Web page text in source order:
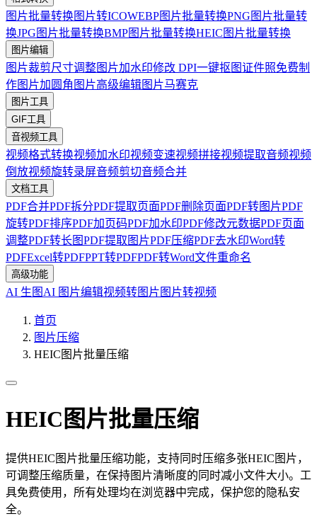
图片批量转换图片转ICOWEBP图片批量转换PNG图片批量转
换JPG图片批量转换BMP图片批量转换HEIC图片批量转换
图片编辑
图片裁剪尺寸调整图片加水印修改 DPI一键抠图证件照免费制
作图片加圆角 图片高级编辑图片马赛克
图片工具
GIF工具
音视频工具
视频格式转换视频加水印视频变速视频拼接视频提取音频视频
倒放视频旋转录屏音频剪切音频合并
文档工具
PDF合并PDF拆分PDF提取页面PDF删除页面PDF转图片PDF
旋转PDF排序PDF加页码PDF加水印PDF修改元数据PDF页面
调整PDF转长图PDF提取图片PDF压缩PDF去水印Word转
PDFExcel转PDFPPT转PDFPDF转Word文件重命名
高级功能
AI 生图 AI 图片编辑视频转图片 图片转视频
首页
图片压缩
HEIC图片批量压缩
HEIC图片批量压缩
提供HEIC图片批量压缩功能，支持同时压缩多张HEIC图片，
可调整压缩质量，在保持图片清晰度的同时减小文件大小。工
具免费使用，所有处理均在浏览器中完成，保护您的隐私安
全。